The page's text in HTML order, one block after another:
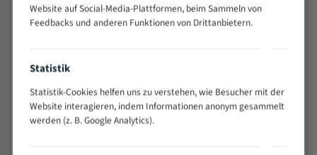
> 500
0,75/1,25
Vorteile:
Anwendungen
Widerstandsfähig gegen Zahnbruch auch bei
schwierigen Werkstücken (Materialmischung,
wechselnde Verbindungslängen)
Website auf Social-Media-Plattformen, beim Sammeln von
Feedbacks und anderen Funktionen von Drittanbietern.
Statistik
Statistik-Cookies helfen uns zu verstehen, wie Besucher mit der
Website interagieren, indem Informationen anonym gesammelt
werden (z. B. Google Analytics).